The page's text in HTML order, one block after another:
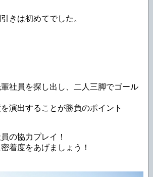
きは初めてでした。
輩社員を探し出し、二人三脚でゴール
出することが勝負のポイント
の協力プレイ！
着度をあげましょう！